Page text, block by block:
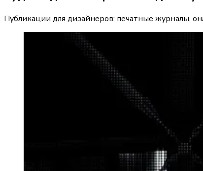
Публикации для дизайнеров: печатные журналы,